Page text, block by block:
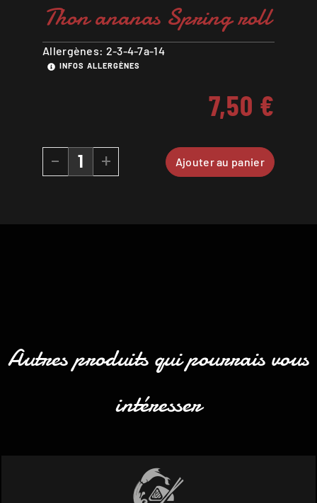
Thon ananas Spring roll
Allergènes: 2-3-4-7a-14
INFOS ALLERGÈNES
7,50 €
- + Ajouter au panier
Autres produits qui pourrais vous
intéresser